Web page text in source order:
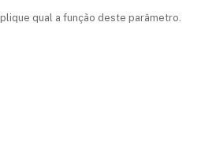
qual a função deste parâmetro.